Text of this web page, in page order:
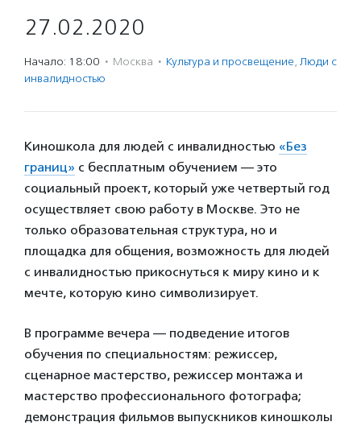
27.02.2020
Начало: 18:00 · Москва · Культура и просвещение, Люди с
инвалидностью
Киношкола для людей с инвалидностью «Без
границ» с бесплатным обучением — это
социальный проект, который уже четвертый год
осуществляет свою работу в Москве. Это не
только образовательная структура, но и
площадка для общения, возможность для людей
с инвалидностью прикоснуться к миру кино и к
мечте, которую кино символизирует.
В программе вечера — подведение итогов
обучения по специальностям: режиссер,
сценарное мастерство, режиссер монтажа и
мастерство профессионального фотографа;
демонстрация фильмов выпускников киношколы